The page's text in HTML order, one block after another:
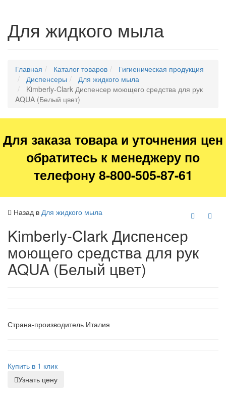
Для жидкого мыла
Главная Каталог товаров
Гигиеническая продукция
Диспенсеры
Для жидкого мыла
Kimberly-Clark Диспенсер моющего средства для рук
AQUA (Белый цвет)
Для заказа товара и уточнения цен
обратитесь к менеджеру по
телефону 8-800-505-87-61
Назад в Для жидкого мыла
Kimberly-Clark Диспенсер
моющего средства для рук
AQUA (Белый цвет)
Страна-производитель Италия
Купить в 1 клик
Узнать цену